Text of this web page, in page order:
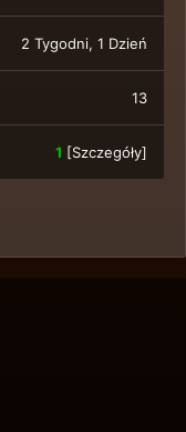
2 Tygodni, 1 Dzień
13
1 [Szczegóły]